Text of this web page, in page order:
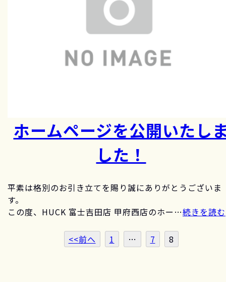
ホームページを公開いたし
した！
平素は格別のお引き立てを賜り誠にありがとうございま
す。
この度、HUCK 富士吉田店 甲府西店のホー…続きを読む
<<前へ 1 … 7 8